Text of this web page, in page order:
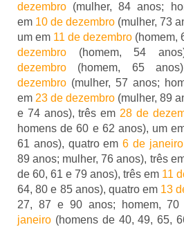
dezembro (mulher, 84 anos;
em 10 de dezembro (mulher, 73
um em 11 de dezembro (homem,
dezembro (homem, 54
dezembro (homem, 65
dezembro (mulher, 57 anos;
em 23 de dezembro (mulher, 89
e 74 anos), três em 28 de
homens de 60 e 62 anos), um
61 anos), quatro em6 de janeiro
89 anos; mulher, 76 anos), três
de 60, 61 e 79 anos), três em 11
64, 80 e 85 anos), quatro em 13
27, 87 e 90 anos; homem, 70
janeiro (homens de 40, 49, 65,